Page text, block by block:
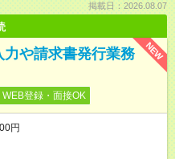
掲載日：2026.08.07
NEW
力や請求書発行業務
WEB登録・面接OK
円